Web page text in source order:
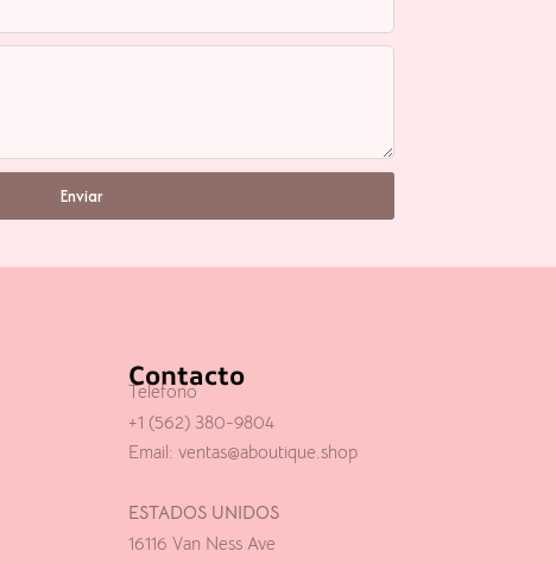
Enviar
Contacto
Telefono
+1 (562) 380-9804
Email:ventas@aboutique.shop
ESTADOS UNIDOS
16116 Van Ness Ave